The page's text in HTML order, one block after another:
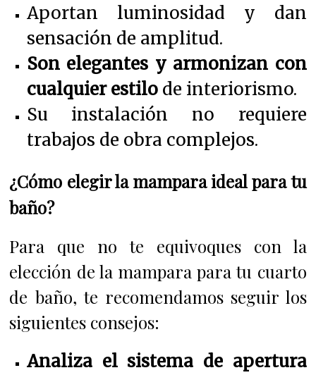
Aportan luminosidad y dan
sensación de amplitud.
Son elegantes y armonizan con
cualquier estilode interiorismo.
Su instalación no requiere
trabajos de obra complejos.
¿Cómo elegir la mampara ideal para tu
baño?
Para que no te equivoques con la
elección de la mampara para tu cuarto
de baño, te recomendamos seguir los
siguientes consejos:
Analiza el sistema de apertura